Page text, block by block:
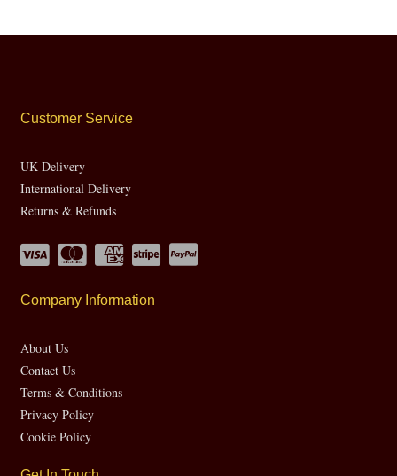
Customer Service
UK Delivery
International Delivery
Returns & Refunds
Company Information
About Us
Contact Us
Terms & Conditions
Privacy Policy
Cookie Policy